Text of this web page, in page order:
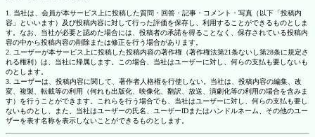
1. 当社は、会員が本サービス上に投稿した質問・回答・記事・コメント・写真（以下「投稿内
容」といいます）及び投稿内容に対して行った評価を保存し、利用することができるものとしま
す。なお、当社が必要と認めた場合には、投稿者の承諾を得ることなく、保存されている投稿内
容の中から投稿内容の削除または修正を行う場合があります。
2. ユーザーが本サービス上に投稿した投稿内容の著作権（著作権法第21条ないし第28条に規定さ
れる権利）は、当社に帰属します。この場合、当社はユーザーに対し、何らの支払も要しないも
のとします。
3. ユーザーは、投稿内容に関して、著作者人格権を行使しない。当社は、投稿内容の編集、改
変、複製、転載等の利用（何れも出版化、映像化、翻訳、放送、演劇化等の利用の場合を含みま
す）を行うことができます。これらを行う場合でも、当社はユーザーに対し、何らの支払も要し
ないものとし、また、当社はユーザーの氏名、ユーザーIDまたはハンドルネーム、その他のユー
ザーを表す名称を表示しないことができるものとします。